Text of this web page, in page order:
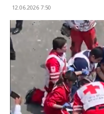
12.06.2026 7:50